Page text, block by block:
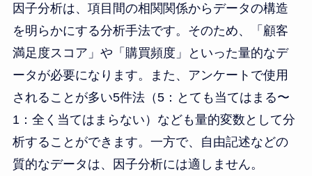
因子分析は、項目間の相関関係からデータの構造
を明らかにする分析手法です。そのため、「顧客
満足度スコア」や「購買頻度」といった量的なデ
ータが必要になります。また、アンケートで使用
されることが多い5件法（5：とても当てはまる〜
1：全く当てはまらない）なども量的変数として分
析することができます。一方で、自由記述などの
質的なデータは、因子分析には適しません。